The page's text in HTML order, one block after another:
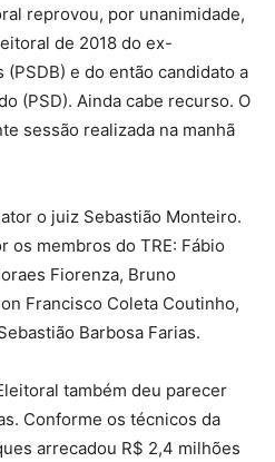
reprovou, por unanimidade,
de 2018 do ex-
e do então candidato a
(PSD). Ainda cabe recurso. O
sessão realizada na manhã
o juiz Sebastião Monteiro.
os membros do TRE: Fábio
Fiorenza, Bruno
Francisco Coleta Coutinho,
Barbosa Farias.
também deu parecer
Conforme os técnicos da
arrecadou R$ 2,4 milhões